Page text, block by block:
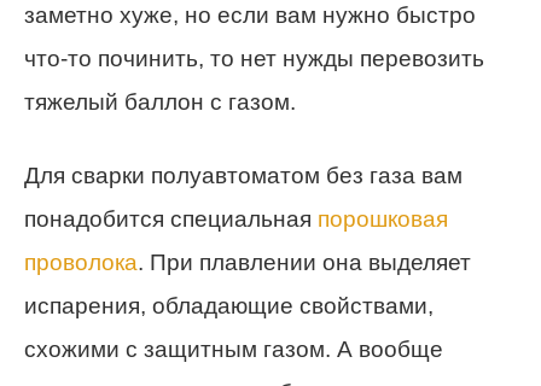
заметно хуже, но если вам нужно быстро
что-то починить, то нет нужды перевозить
тяжелый баллон с газом.
Для сварки полуавтоматом без газа вам
понадобится специальная порошковая
проволока. При плавлении она выделяет
испарения, обладающие свойствами,
схожими с защитным газом. А вообще